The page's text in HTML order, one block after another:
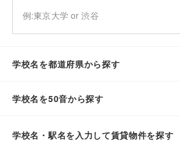
学校名を都道府県から探す
学校名を50音から探す
学校名・駅名を入力して賃貸物件を探す